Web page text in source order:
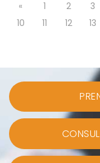
« 1 2 3
10
11 12 13